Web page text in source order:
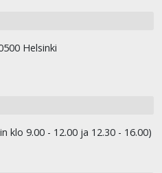
Helsinki
klo 9.00 - 12.00 ja 12.30 - 16.00)